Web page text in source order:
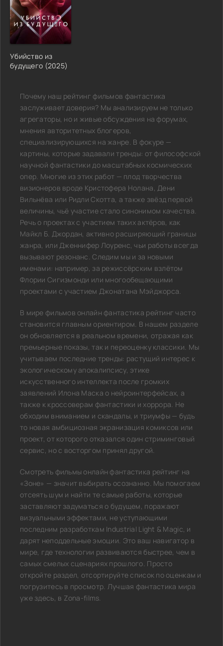
Убийство из
будущего (2025)
Почему наш рейтинг фильмов фантастика
заслуживает доверия? Мы анализируем не только
агрегаторы, но и живые обсуждения на форумах,
мнения авторитетных блогеров,
специализирующихся на жанре. В фокуре —
картины, которые задавали тренды: от философской
научной фантастики до масштабных космических
опер. Многие из этих работ — плод творчества
визионеров вроде Кристофера Нолана, Дени
Вильнёва или Ридли Скотта, а также звёзд первой
величины, чьё участие стало синонимом качества.
Речь о проектах с участием таких актёров, как
Майкл Б. Джордан, активно расширяющий границы
жанра, или Дженнифер Лоуренс, чьи работы всегда
вызывают резонанс. Следим мы и за новыми
именами: например, за режиссёрским взлётом
Флории Сигизмонди или многообещающими
проектами с участием Джонатана Мэйджорса.
В мире фильмов онлайн фантастика рейтинг часто
становится главным ориентиром. В нашем разделе
он обновляется в реальном времени, отражая как
премьерные показы, так и переоценку классики. Мы
учитываем последние тренды: растущий интерес к
экологическому апокалипсису, этике
искусственного интеллекта после громких
заявлений Илона Маска о нейроинтерфейсах, а
также к кроссоверам фантастики и хоррора. Не
обходим вниманием и скандалы, и триумфы — будь
то новая амбициозная экранизация комиксов или
проект, от которого отказался один стриминговый
сервис, но с восторгом принял другой.
Смотреть фильмы онлайн фантастика рейтинг на
«Зоне» — значит выбирать осознанно. Мы помогаем
отсеять шум и найти те самые работы, которые
заставляют задуматься о будущем, поражают
визуальными эффектами, не уступающими
последним разработкам Industrial Light & Magic, и
дарят неподдельные эмоции. Это ваш навигатор в
мире, где технологии развиваются быстрее, чем в
самых смелых сценариях прошлого. Просто
откройте раздел, отсортируйте список по оценкам и
погрузитесь в просмотр. Лучшая фантастика мира
уже здесь, в Zona-films.